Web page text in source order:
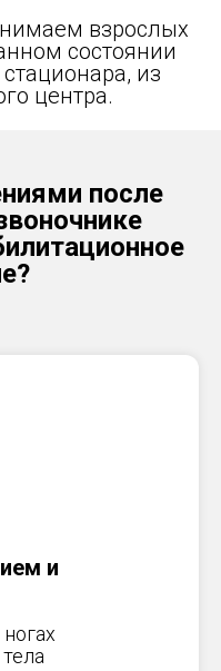
взрослых
состоянии
из
центра.
после
и